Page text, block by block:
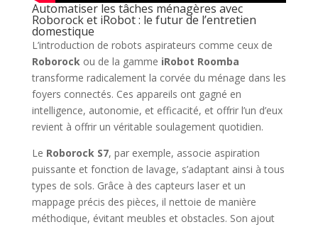
Automatiser les tâches ménagères avec
Roborock et iRobot : le futur de l’entretien
domestique
L’introduction de robots aspirateurs comme ceux de
Roborockou de la gamme iRobot Roomba
transforme radicalement la corvée du ménage dans les
foyers connectés. Ces appareils ont gagné en
intelligence, autonomie, et efficacité, et offrir l’un d’eux
revient à offrir un véritable soulagement quotidien.
Le Roborock S7, par exemple, associe aspiration
puissante et fonction de lavage, s’adaptant ainsi à tous
types de sols. Grâce à des capteurs laser et un
mappage précis des pièces, il nettoie de manière
méthodique, évitant meubles et obstacles. Son ajout